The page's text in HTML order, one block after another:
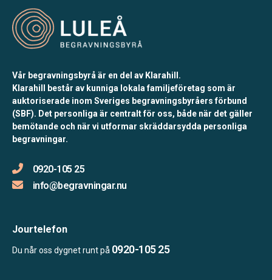
Vår begravningsbyrå är en del av Klarahill.
Klarahill består av kunniga lokala familjeföretag som är
auktoriserade inom Sveriges begravningsbyråers förbund
(SBF). Det personliga är centralt för oss, både när det gäller
bemötande och när vi utformar skräddarsydda personliga
begravningar.
0920-105 25
info@begravningar.nu
Jourtelefon
Du når oss dygnet runt på 0920-105 25